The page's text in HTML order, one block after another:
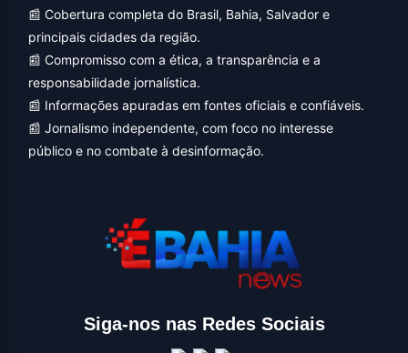
📰 Cobertura completa do Brasil, Bahia, Salvador e
principais cidades da região.
📰 Compromisso com a ética, a transparência e a
responsabilidade jornalística.
📰 Informações apuradas em fontes oficiais e confiáveis.
📰 Jornalismo independente, com foco no interesse
público e no combate à desinformação.
Siga-nos nas Redes Sociais